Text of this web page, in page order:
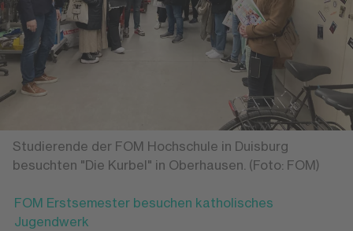
Studierende der FOM Hochschule in Duisburg
besuchten "Die Kurbel" in Oberhausen. (Foto: FOM)
FOM Erstsemester besuchen katholisches
Jugendwerk